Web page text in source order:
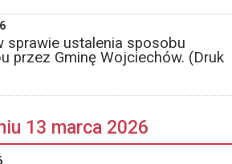
sprawie ustalenia sposobu
przez Gminę Wojciechów. (Druk
13 marca 2026